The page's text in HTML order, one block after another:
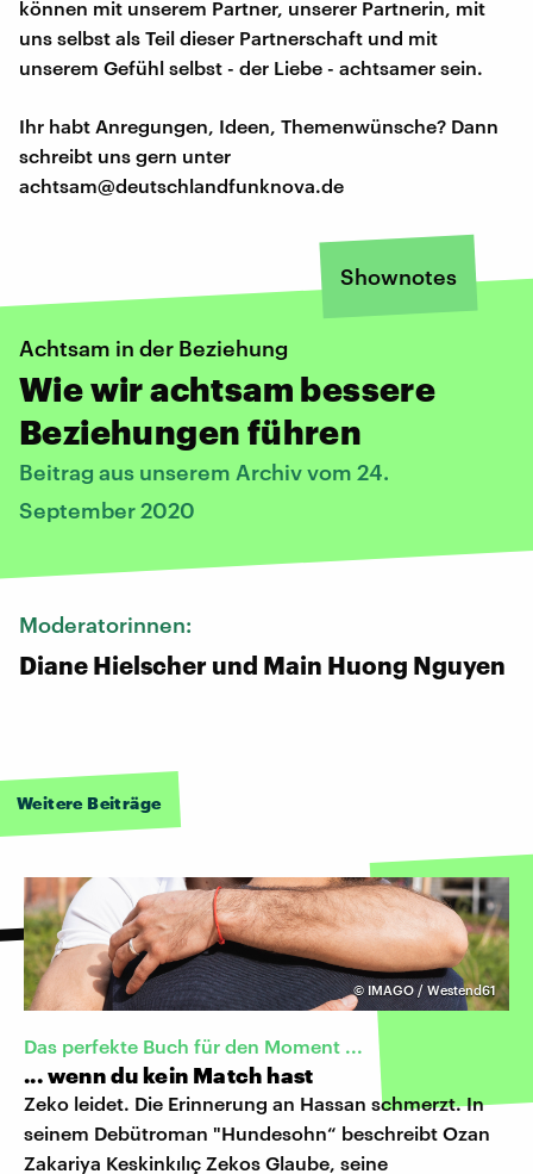
können mit unserem Partner, unserer Partnerin, mit
uns selbst als Teil dieser Partnerschaft und mit
unserem Gefühl selbst - der Liebe - achtsamer sein.
Ihr habt Anregungen, Ideen, Themenwünsche? Dann
schreibt uns gern unter
achtsam@deutschlandfunknova.de
Shownotes
Achtsam in der Beziehung
Wie wir achtsam bessere
Beziehungen führen
Beitrag aus unserem Archiv vom 24.
September 2020
Moderatorinnen:
Diane Hielscher und Main Huong Nguyen
Weitere Beiträge
©IMAGO / Westend61
Das perfekte Buch für den Moment ...
... wenn du kein Match hast
Zeko leidet. Die Erinnerung an Hassan schmerzt. In
seinem Debütroman "Hundesohn“ beschreibt Ozan
Zakariya Keskinkılıç Zekos Glaube, seine